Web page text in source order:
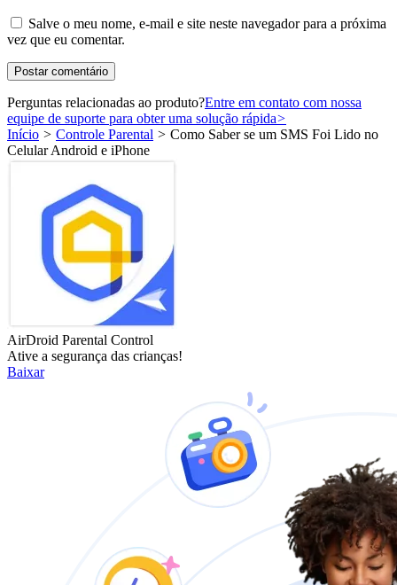
Salve o meu nome, e-mail e site neste navegador para a próxima
vez que eu comentar.
Perguntas relacionadas ao produto?Entre em contato com nossa
equipe de suporte para obter uma solução rápida>
Início > Controle Parental > Como Saber se um SMS Foi Lido no
Celular Android e iPhone
AirDroid Parental Control
Ative a segurança das crianças!
Baixar